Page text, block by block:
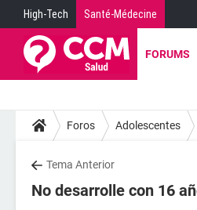
High-Tech Santé-Médecine
FORUMS
Foros Adolescentes
Tema Anterior
No desarrolle con 16